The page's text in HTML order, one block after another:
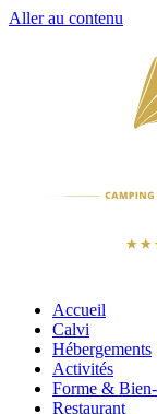
Aller au contenu
Accueil
Calvi
Hébergements
Activités
Forme &
Restaurant